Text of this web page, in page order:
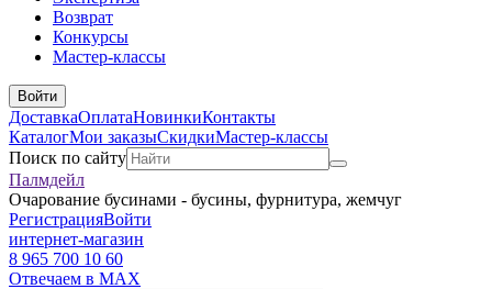
Возврат
Конкурсы
Мастер-классы
Войти
ДоставкаОплатаНовинкиКонтакты
КаталогМои заказыСкидкиМастер-классы
Поиск по сайту
Палмдейл
Очарование бусинами - бусины, фурнитура, жемчуг
РегистрацияВойти
интернет-магазин
8 965 700 10 60
Отвечаем в MAX